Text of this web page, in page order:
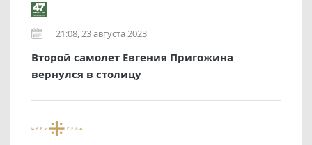
21:08, 23 августа 2023
Второй самолет Евгения Пригожина
вернулся в столицу